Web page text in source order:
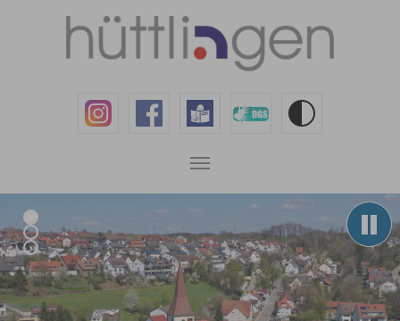
Zum Hauptinhalt springen